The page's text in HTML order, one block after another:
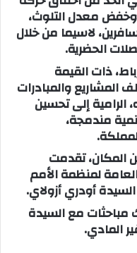
وخفض معدل التلوث،
لاسيما من خلال
الحضرية.
ذات القيمة
المشاريع والمبادرات
الرامية إلى تحسين
مندمجة،
تقدمت
لمنظمة الأمم
أودري أزولاي.
مباحثات مع السيدة
المادي.